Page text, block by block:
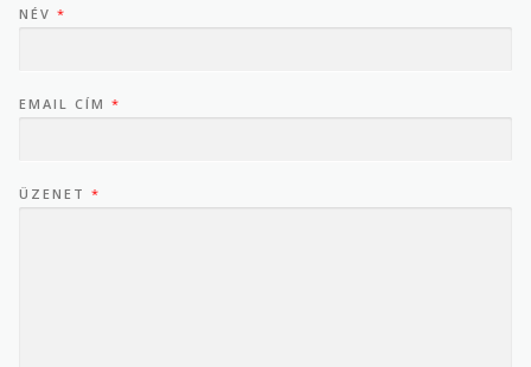
NÉV *
EMAIL CÍM *
ÜZENET *